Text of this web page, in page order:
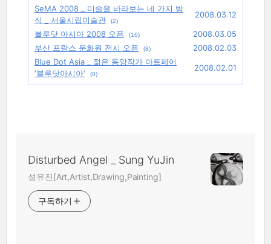
SeMA 2008 _ 미술을 바라보는 네 가지 방
식 _ 서울시립미술관
(2)
2008.03.12
블루닷 아시아 2008 오픈
(16)
2008.03.05
부산 프랑스 문화원 전시 오픈
(8)
2008.02.03
Blue Dot Asia _ 젊은 동양작가 아트페어
'블루닷아시아'
(0)
2008.02.01
Disturbed Angel _ Sung YuJin
성유진[Art,Artist,Drawing,Painting]
구독하기